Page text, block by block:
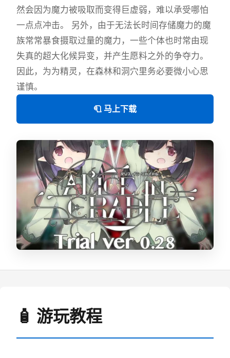
然会因为魔力被吸取而变得巨虚弱，难以承受哪怕
一点点冲击。 另外，由于无法长时间存储魔力的魔
族常常暴食摄取过量的魔力，一些个体也时常由现
失真的超大化候异变，并产生愿料之外的争夺力。
因此，为为精灵，在森林和洞穴里务必要微小心思
谨慎。
🧻 马上下载
🧴 游玩教程